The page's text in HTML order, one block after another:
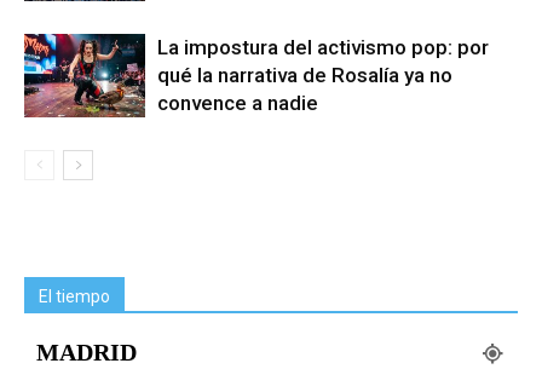
La impostura del activismo pop: por
qué la narrativa de Rosalía ya no
convence a nadie
El tiempo
MADRID